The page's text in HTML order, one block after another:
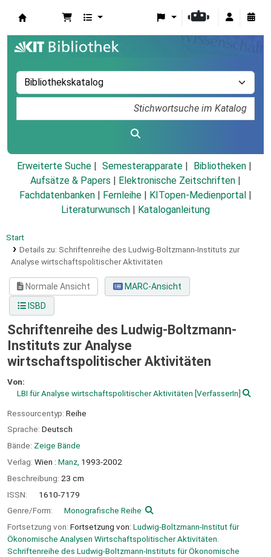
Erweiterte Suche Semesterapparate
Bibliotheken
Aufsätze & Papers
Elektronische Zeitschriften
Fachdatenbanken
Fernleihe KITopen-Medienportal
Literaturwunsch
Kataloganleitung
Start
Details zu: Schriftenreihe des Ludwig-Boltzmann-Instituts zur
Analyse wirtschaftspolitischer Aktivitäten
Normale Ansicht
MARC-Ansicht
ISBD
Schriftenreihe des Ludwig-Boltzmann-
Instituts zur Analyse
wirtschaftspolitischer Aktivitäten
Von:
LBI für Analyse wirtschaftspolitischer Aktivitäten [VerfasserIn]
Ressourcentyp: Reihe
Sprache: Deutsch
Bände: Zeige Bände
Verlag: Wien : Manz, 1993-2002
Beschreibung: 23 cm
ISSN:
1610-7179
Genre/Form:
Monografische Reihe
Fortsetzung von: Fortsetzung von: Ludwig-Boltzmann-Institut für
Ökonomische Analysen Wirtschaftspolitischer Aktivitäten.
Schriftenreihe des Ludwig-Boltzmann-Instituts für Ökonomische